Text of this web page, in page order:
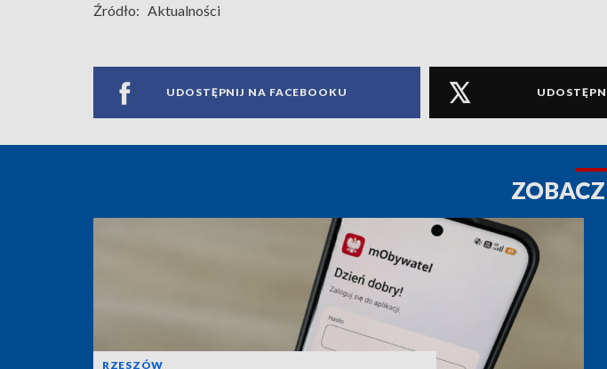
Źródło: Aktualności
UDOSTĘPNIJ NA FACEBOOKU
RZESZÓW